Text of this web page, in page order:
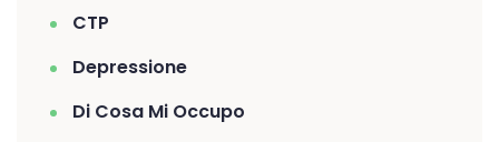
CTP
Depressione
Di Cosa Mi Occupo